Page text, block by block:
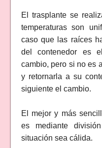
El trasplante se
temperaturas son
caso que las raíces
del contenedor es
cambio, pero si no es
y retornarla a su
siguiente el cambio.
El mejor y más
es mediante
situación sea cálida.